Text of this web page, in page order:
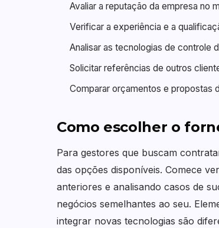
Avaliar a reputação da empresa no
Verificar a experiência e a
Analisar as tecnologias de controle
Solicitar referências de outros
Comparar orçamentos e propostas
Como escolher o
Para gestores que buscam
das opções disponíveis. Comece
anteriores e analisando casos de
negócios semelhantes ao seu.
integrar novas tecnologias são